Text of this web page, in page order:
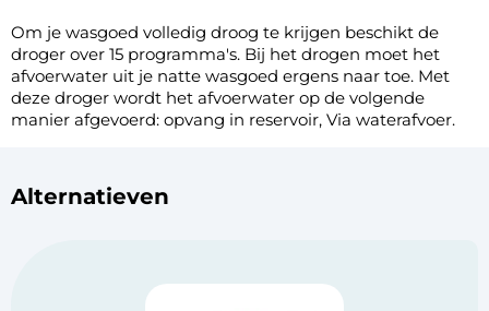
Om je wasgoed volledig droog te krijgen beschikt de
droger over 15 programma's. Bij het drogen moet het
afvoerwater uit je natte wasgoed ergens naar toe. Met
deze droger wordt het afvoerwater op de volgende
manier afgevoerd: opvang in reservoir, Via waterafvoer.
Alternatieven